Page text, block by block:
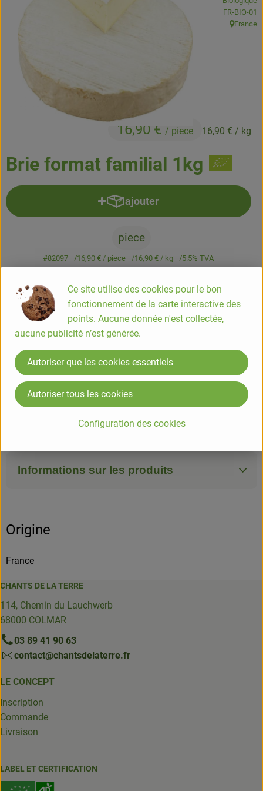
Accessoires et divers
C'est nous
Brie format familial 1kg
16,90 € / piece 16,90 € / kg
, Autorité
FR-BIO-01
, Origine:
France
ajouter
Ajouter le produit au panier
piece
#82097 16,90 €/ piece 16,90 €/ kg 5.5% TVA
Info Origine
Info
Brie 1kg
COMPOSITION
LAIT DE VACHE*, sel marin, présure de veau, cultures
lactiques, agent affermissant : chlorure de calcium
*produits issus de l'agriculture biologique
Informations sur les produits
Origine
France
CHANTS DE LA TERRE
114, Chemin du Lauchwerb
68000 COLMAR
03 89 41 90 63
contact@chantsdelaterre.fr
LE CONCEPT
Inscription
Commande
Livraison
LABEL ET CERTIFICATION
Ce site utilise des cookies pour le bon
fonctionnement de la carte interactive des
points. Aucune donnée n'est collectée,
aucune publicité n’est générée.
Configuration des cookies
Autoriser que les cookies essentiels
Autoriser tous les cookies